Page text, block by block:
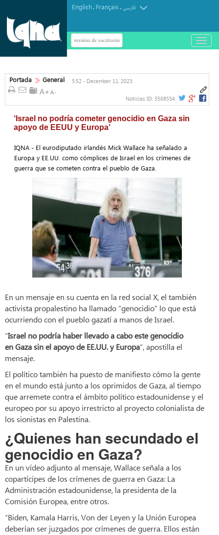
English. Français.فارسی
versión de escritorio
باز
و
Portada General 5:52 - December 11, 2023
Noticias ID: 3508554
‘Israel no podría cometer genocidio en Gaza sin
apoyo de EEUU y Europa’
IQNA - El eurodiputado irlandés Mick Wallace ha señalado a
Europa y EE.UU. como cómplices de Israel en los crímenes de
guerra que se cometen contra el pueblo de Gaza.
En un mensaje en su cuenta en la red social X, el también
activista propalestino ha llamado “genocidio” lo que está
ocurriendo con el pueblo gazatí a manos de Israel.
“Israel no podría haber llevado a cabo este genocidio
en Gaza sin el apoyo de EE.UU. y Europa”, apostilla el
mensaje.
El político también ha puesto de manifiesto cómo la gente
en el mundo está junto a los oprimidos de Gaza, al tiempo
que arremete contra el ámbito político estadounidense y el
europeo por su apoyo irrestricto al proyecto colonialista de
los sionistas en Palestina.
¿Quienes han secundado el
genocidio en Gaza?
En un vídeo adjunto al mensaje, Wallace señala a los
copartícipes de los crímenes de guerra en Gaza: La
Administración estadounidense, la presidenta de la
Comisión Europea, entre otros.
“Biden, Kamala Harris, Von der Leyen y la Unión Europea
deberían ser juzgados por crímenes de guerra. Ellos están